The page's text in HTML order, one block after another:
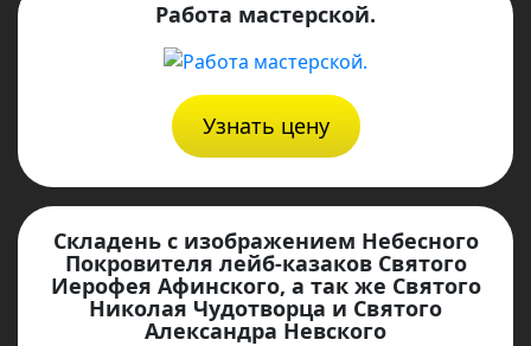
Работа мастерской.
Узнать цену
Складень с изображением Небесного
Покровителя лейб-казаков Святого
Иерофея Афинского, а так же Святого
Николая Чудотворца и Святого
Александра Невского